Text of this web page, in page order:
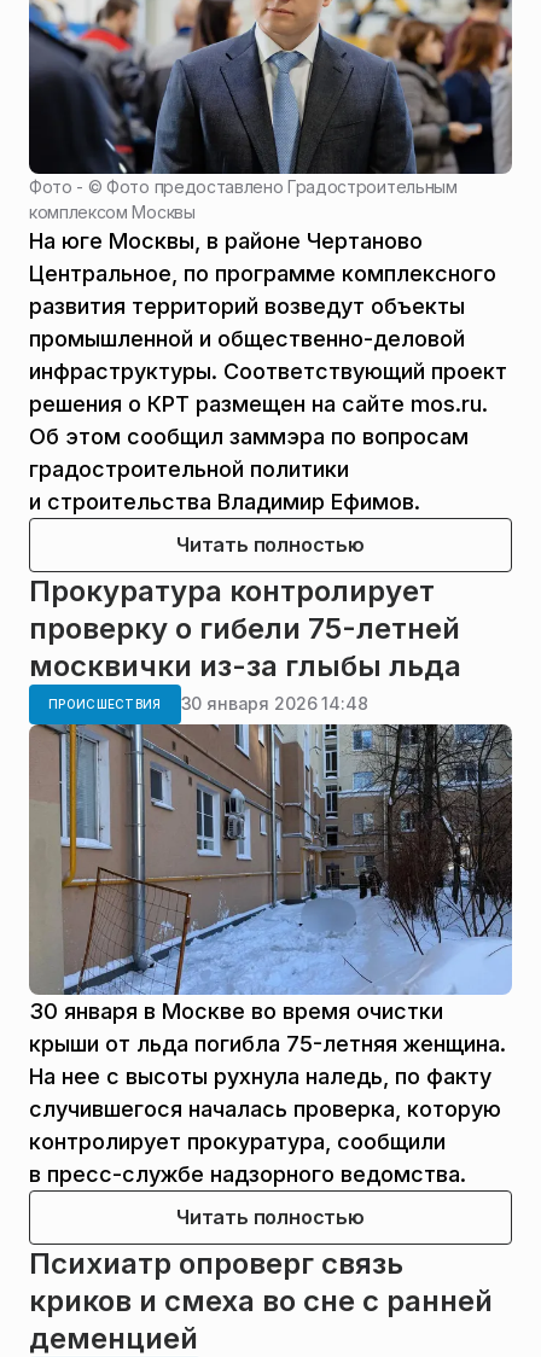
Фото - ©Фото предоставлено Градостроительным
комплексом Москвы
На юге Москвы, в районе Чертаново
Центральное, по программе комплексного
развития территорий возведут объекты
промышленной и общественно-деловой
инфраструктуры. Соответствующий проект
решения о КРТ размещен на сайте mos.ru.
Об этом сообщил заммэра по вопросам
градостроительной политики
и строительства Владимир Ефимов.
Читать полностью
Прокуратура контролирует
проверку о гибели 75-летней
москвички из-за глыбы льда
ПРОИСШЕСТВИЯ 30 января 2026 14:48
30 января в Москве во время очистки
крыши от льда погибла 75-летняя женщина.
На нее с высоты рухнула наледь, по факту
случившегося началась проверка, которую
контролирует прокуратура, сообщили
в пресс-службе надзорного ведомства.
Читать полностью
Психиатр опроверг связь
криков и смеха во сне с ранней
деменцией